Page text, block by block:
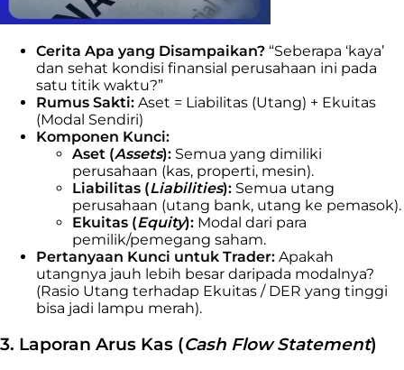
Cerita Apa yang Disampaikan? “Seberapa ‘kaya’
dan sehat kondisi finansial perusahaan ini pada
satu titik waktu?”
Rumus Sakti: Aset = Liabilitas (Utang) + Ekuitas
(Modal Sendiri)
Komponen Kunci:
Aset (Assets): Semua yang dimiliki
perusahaan (kas, properti, mesin).
Liabilitas (Liabilities): Semua utang
perusahaan (utang bank, utang ke pemasok).
Ekuitas (Equity): Modal dari para
pemilik/pemegang saham.
Pertanyaan Kunci untuk Trader: Apakah
utangnya jauh lebih besar daripada modalnya?
(Rasio Utang terhadap Ekuitas / DER yang tinggi
bisa jadi lampu merah).
3. Laporan Arus Kas (Cash Flow Statement)